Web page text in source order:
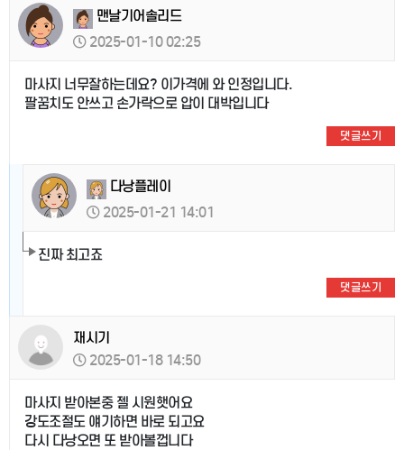
맨날기어솔리드
2025-01-10 02:25
마사지 너무잘하는데요? 이가격에 와 인정입니다.
팔꿈치도 안쓰고 손가락으로 압이 대박입니다
댓글쓰기
다낭플레이
2025-01-21 14:01
진짜 최고죠
댓글쓰기
재시기
2025-01-18 14:50
마사지 받아본중 젤 시원햇어요
강도조절도 얘기하면 바로 되고요
다시 다낭오면 또 받아볼껍니다